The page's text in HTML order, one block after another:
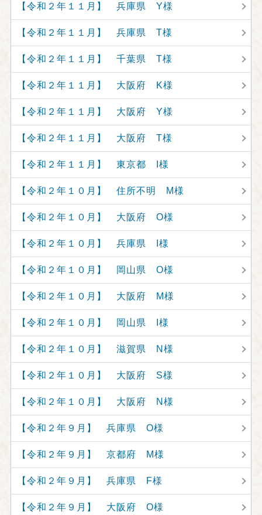
【令和２年１１月】 兵庫県 Y様
【令和２年１１月】 兵庫県 T様
【令和２年１１月】 千葉県 T様
【令和２年１１月】 大阪府 K様
【令和２年１１月】 大阪府 Y様
【令和２年１１月】 大阪府 T様
【令和２年１１月】 東京都 I様
【令和２年１０月】 住所不明 M様
【令和２年１０月】 大阪府 O様
【令和２年１０月】 兵庫県 I様
【令和２年１０月】 岡山県 O様
【令和２年１０月】 大阪府 M様
【令和２年１０月】 岡山県 I様
【令和２年１０月】 滋賀県 N様
【令和２年１０月】 大阪府 S様
【令和２年１０月】 大阪府 N様
【令和２年９月】 兵庫県 O様
【令和２年９月】 京都府 M様
【令和２年９月】 兵庫県 F様
【令和２年９月】 大阪府 O様